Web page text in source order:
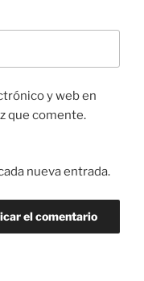
y web en
que comente.
nueva entrada.